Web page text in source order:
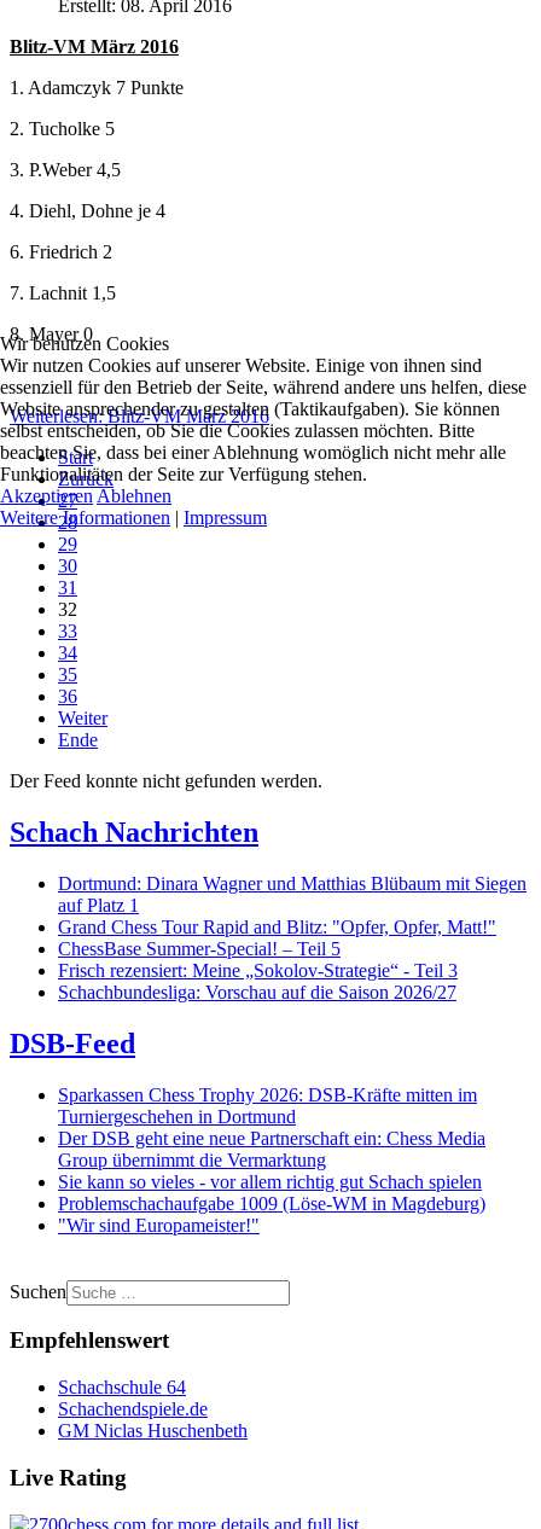
Erstellt: 08. April 2016
Blitz-VM März 2016
1. Adamczyk 7 Punkte
2. Tucholke 5
3. P.Weber 4,5
4. Diehl, Dohne je 4
6. Friedrich 2
7. Lachnit 1,5
8. Mayer 0
Weiterlesen: Blitz-VM März 2016
Start
Zurück
27
28
29
30
31
32
33
34
35
36
Weiter
Ende
Der Feed konnte nicht gefunden werden.
Schach Nachrichten
Dortmund: Dinara Wagner und Matthias Blübaum mit Siegen
auf Platz 1
Grand Chess Tour Rapid and Blitz: "Opfer, Opfer, Matt!"
ChessBase Summer-Special! – Teil 5
Frisch rezensiert: Meine „Sokolov-Strategie“ - Teil 3
Schachbundesliga: Vorschau auf die Saison 2026/27
DSB-Feed
Sparkassen Chess Trophy 2026: DSB-Kräfte mitten im
Turniergeschehen in Dortmund
Der DSB geht eine neue Partnerschaft ein: Chess Media
Group übernimmt die Vermarktung
Sie kann so vieles - vor allem richtig gut Schach spielen
Problemschachaufgabe 1009 (Löse-WM in Magdeburg)
"Wir sind Europameister!"
Suchen
Empfehlenswert
Schachschule 64
Schachendspiele.de
GM Niclas Huschenbeth
Live Rating
Wir benutzen Cookies
Wir nutzen Cookies auf unserer Website. Einige von ihnen sind
essenziell für den Betrieb der Seite, während andere uns helfen, diese
Website ansprechender zu gestalten (Taktikaufgaben). Sie können
selbst entscheiden, ob Sie die Cookies zulassen möchten. Bitte
beachten Sie, dass bei einer Ablehnung womöglich nicht mehr alle
Funktionalitäten der Seite zur Verfügung stehen.
Akzeptieren Ablehnen
Weitere Informationen | Impressum